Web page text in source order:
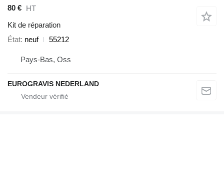
80 € HT
Kit de réparation
État neuf 55212
Pays-Bas, Oss
EUROGRAVIS NEDERLAND